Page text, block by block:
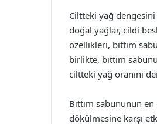
Ciltteki yağ dengesini
doğal yağlar, cildi
özellikleri, bıttım
birlikte, bıttım
ciltteki yağ oranını
Bıttım sabununun
dökülmesine karşı